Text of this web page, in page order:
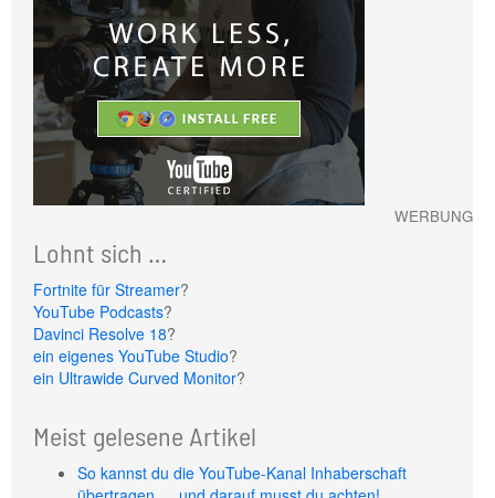
WERBUNG
Lohnt sich …
Fortnite für Streamer?
YouTube Podcasts?
Davinci Resolve 18?
ein eigenes YouTube Studio?
ein Ultrawide Curved Monitor?
Meist gelesene Artikel
So kannst du die YouTube-Kanal Inhaberschaft